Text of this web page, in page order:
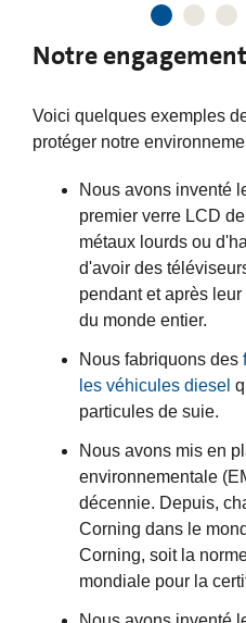
Notre
Voici quelques exemples
protéger notre
Nous avons inventé
premier verre LCD
métaux lourds ou
d'avoir des
pendant et après
du monde entier.
Nous fabriquons des
les véhicules diesel
particules de suie.
Nous avons mis en
environnementale
décennie. Depuis,
Corning dans le
Corning, soit la
mondiale pour la